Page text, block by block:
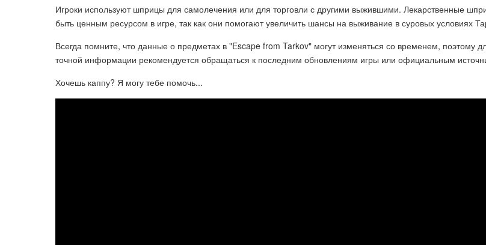
Игроки используют шприцы для самолечения или для торговли с другими выжившими. Лекарственные
быть ценным ресурсом в игре, так как они помогают увеличить шансы на выживание в суровых условиях
Всегда помните, что данные о предметах в "Escape from Tarkov" могут изменяться со временем, поэтому
точной информации рекомендуется обращаться к последним обновлениям игры или официальным
Хочешь каппу? Я могу тебе помочь...